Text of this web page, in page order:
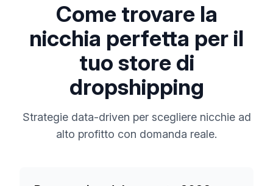
Come trovare la
nicchia perfetta per il
tuo store di
dropshipping
Strategie data-driven per scegliere nicchie ad
alto profitto con domanda reale.